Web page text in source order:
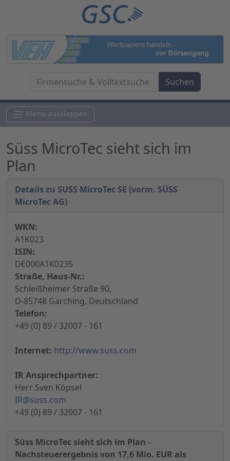
Menü ausklappen
Süss MicroTec sieht sich im
Plan
Details zu SUSS MicroTec SE (vorm. SÜSS
MicroTec AG)
WKN:
A1K023
ISIN:
DE000A1K0235
Straße, Haus-Nr.:
Schleißheimer Straße 90,
D-85748 Garching, Deutschland
Telefon:
+49 (0) 89 / 32007 - 161
Internet: http://www.suss.com
IR Ansprechpartner:
Herr Sven Köpsel
IR@suss.com
+49 (0) 89 / 32007 - 161
Süss MicroTec sieht sich im Plan -
Nachsteuerergebnis von 17,6 Mio. EUR als